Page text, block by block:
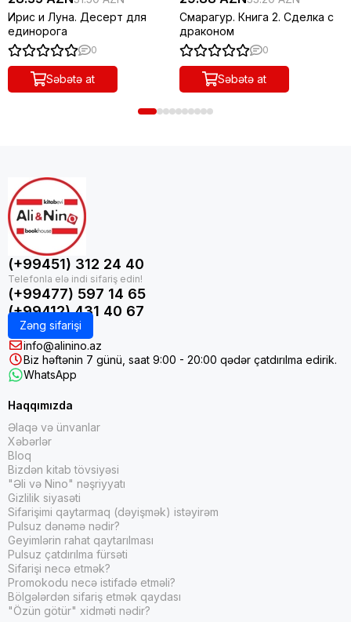
Ирис и Луна. Десерт для
единорога
0
Səbətə at
Смарагур. Книга 2. Сделка с
драконом
0
Səbətə at
(+99451) 312 24 40
(+99477) 597 14 65
(+99412) 431 40 67
Zəng sifarişi
info@alinino.az
Biz həftənin 7 günü, saat 9:00 - 20:00 qədər çatdırılma edirik.
WhatsApp
Haqqımızda
Əlaqə və ünvanlar
Xəbərlər
Bloq
Bizdən kitab tövsiyəsi
"Əli və Nino" nəşriyyatı
Gizlilik siyasəti
Sifarişimi qaytarmaq (dəyişmək) istəyirəm
Pulsuz dənəmə nədir?
Geyimlərin rahat qaytarılması
Pulsuz çatdırılma fürsəti
Sifarişi necə etmək?
Promokodu necə istifadə etməli?
Bölgələrdən sifariş etmək qaydası
"Özün götür" xidməti nədir?